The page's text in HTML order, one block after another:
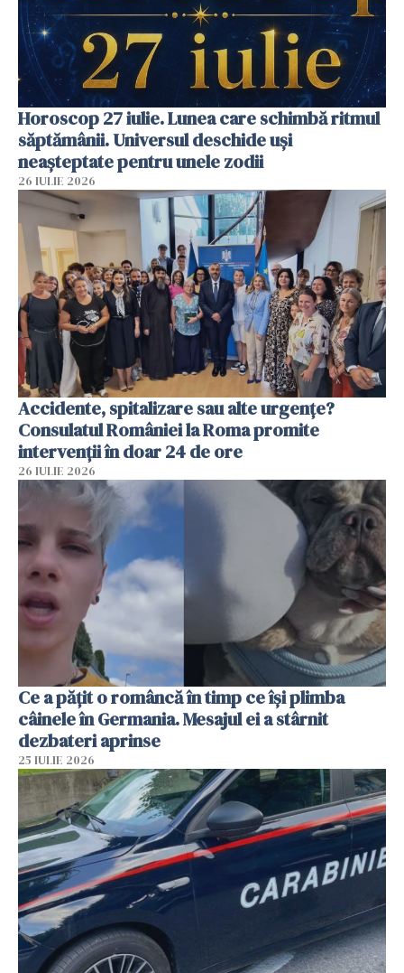
Horoscop 27 iulie. Lunea care schimbă ritmul
săptămânii. Universul deschide uși
neașteptate pentru unele zodii
26 IULIE 2026
Accidente, spitalizare sau alte urgențe?
Consulatul României la Roma promite
intervenții în doar 24 de ore
26 IULIE 2026
Ce a pățit o româncă în timp ce își plimba
câinele în Germania. Mesajul ei a stârnit
dezbateri aprinse
25 IULIE 2026